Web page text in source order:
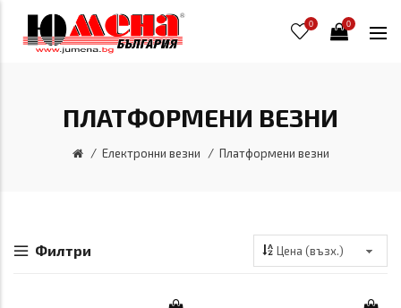
0 0
ПЛАТФОРМЕНИ ВЕЗНИ
Електронни везни Платформени везни
Филтри